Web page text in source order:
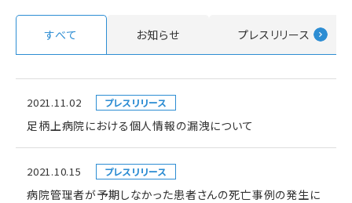
すべて お知らせ プレスリリース
2021.11.02 プレスリリース
足柄上病院における個人情報の漏洩について
2021.10.15 プレスリリース
病院管理者が予期しなかった患者さんの死亡事例の発生に